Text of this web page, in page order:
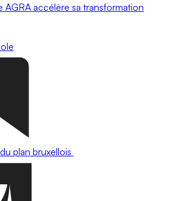
AGRA accélère sa transformation
plan bruxellois